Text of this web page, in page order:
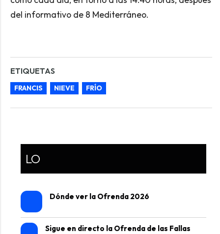
del informativo de 8 Mediterráneo.
ETIQUETAS
FRANCIS NIEVE FRÍO
LO
Dónde ver la Ofrenda 2026
Sigue en directo la Ofrenda de las Fallas